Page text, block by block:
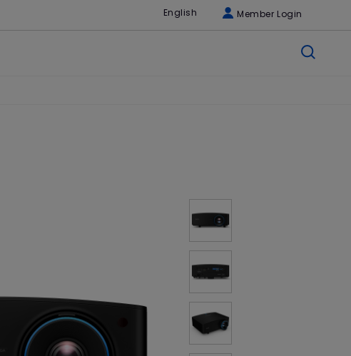
English Member Login